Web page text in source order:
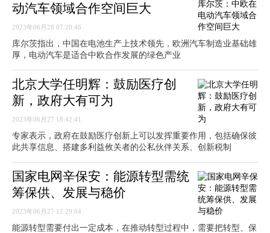
动汽车领域合作空间巨大
2023年06月28 07:20:46
库尔茨指出，中国在电池生产上技术领先，欧洲汽车制造业基础雄
厚，电动汽车是适合中欧合作发展的绿色产业
北京大学任明辉：鼓励医疗创
新，政府大有可为
2023年06月27 18:42:41
专家表示，政府在鼓励医疗创新上可以发挥重要作用，包括确保彼
此共享信息、搭建多利益攸关者的公私伙伴关系、创新税制
国家电网辛保安：能源转型需统
筹保供、发展与稳价
2023年06月27 12:29:04
能源转型需要付出一定成本，在推动转型过程中，需要把转型、保